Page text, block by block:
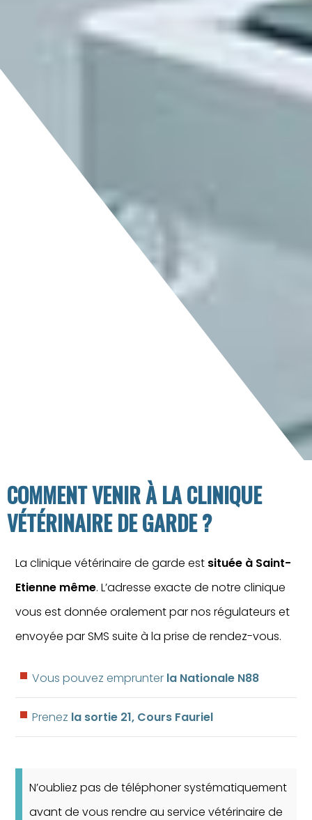
COMMENT VENIR À LA CLINIQUE
VÉTÉRINAIRE DE GARDE ?
La clinique vétérinaire de garde est située à Saint-
Etienne même. L’adresse exacte de notre clinique
vous est donnée oralement par nos régulateurs et
envoyée par SMS suite à la prise de rendez-vous.
Vous pouvez emprunter la Nationale N88
Prenez la sortie 21, Cours Fauriel
N’oubliez pas de téléphoner systématiquement
avant de vous rendre au service vétérinaire de